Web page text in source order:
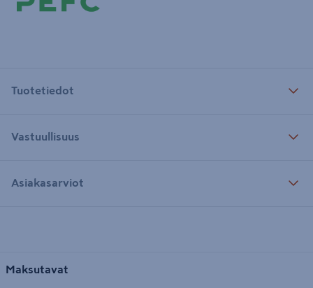
Tuotetiedot
Vastuullisuus
Asiakasarviot
Maksutavat